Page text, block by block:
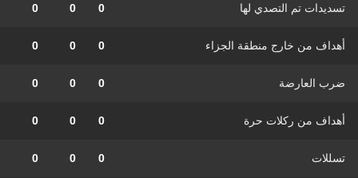
تسديدات تم التصدي لها 0
0
0
أهداف من خارج منطقة الجزاء 0
0
0
ضرب العارضة 0
0
0
أهداف من ركلات حرة 0
0
0
تسللات 0
0
0